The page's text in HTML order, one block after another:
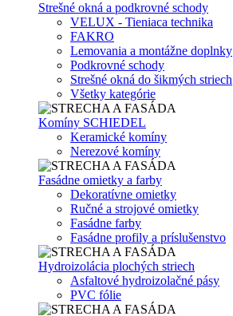
Strešné okná a podkrovné schody
VELUX - Tieniaca technika
FAKRO
Lemovania a montážne doplnky
Podkrovné schody
Strešné okná do šikmých striech
Všetky kategórie
Komíny SCHIEDEL
Keramické komíny
Nerezové komíny
Fasádne omietky a farby
Dekoratívne omietky
Ručné a strojové omietky
Fasádne farby
Fasádne profily a príslušenstvo
Hydroizolácia plochých striech
Asfaltové hydroizolačné pásy
PVC fólie